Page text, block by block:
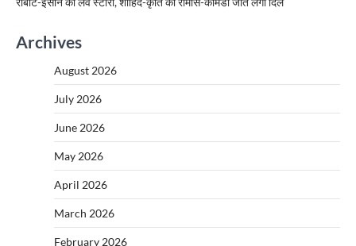
Archives
August 2026
July 2026
June 2026
May 2026
April 2026
March 2026
February 2026